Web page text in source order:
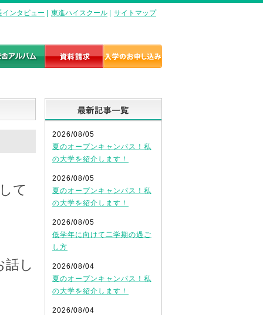
インタビュー 東進ハイスクール サイトマップ
て
話し
2026/08/05
夏のオープンキャンパス！私
の大学を紹介します！
2026/08/05
夏のオープンキャンパス！私
の大学を紹介します！
2026/08/05
低学年に向けて二学期の過ご
し方
2026/08/04
夏のオープンキャンパス！私
の大学を紹介します！
2026/08/04